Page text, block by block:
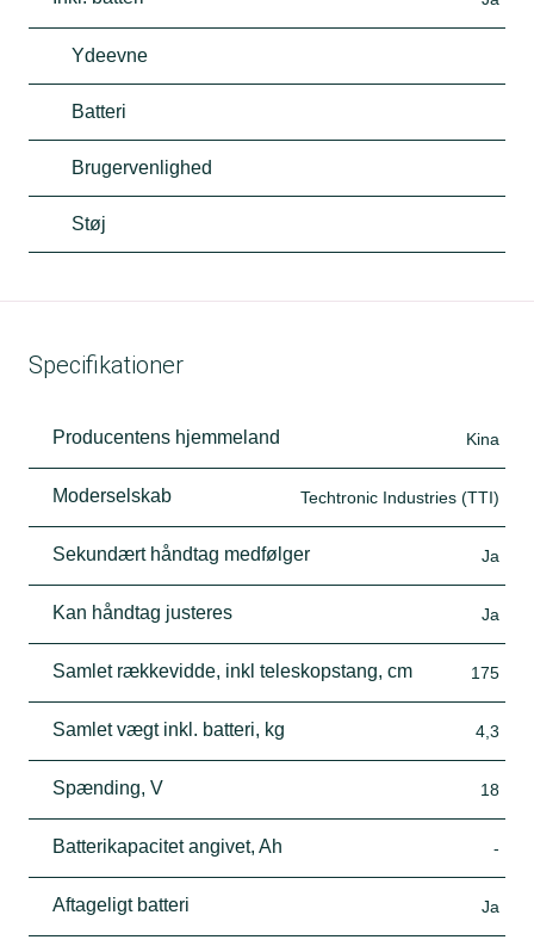
Ydeevne
Batteri
Brugervenlighed
Støj
Specifikationer
Producentens hjemmeland Kina
Moderselskab Techtronic Industries (TTI)
Sekundært håndtag medfølger Ja
Kan håndtag justeres Ja
Samlet rækkevidde, inkl teleskopstang, cm 175
Samlet vægt inkl. batteri, kg 4,3
Spænding, V 18
Batterikapacitet angivet, Ah -
Aftageligt batteri Ja